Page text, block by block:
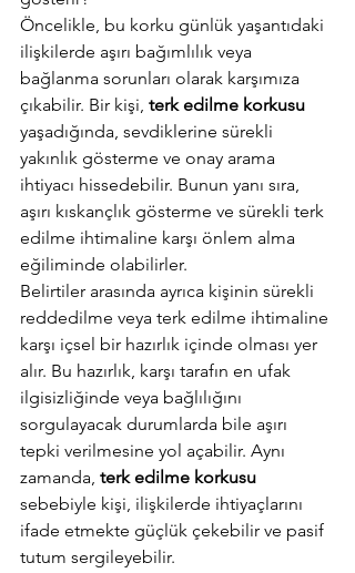
Öncelikle, bu korku günlük yaşantıdaki
ilişkilerde aşırı bağımlılık veya
bağlanma sorunları olarak karşımıza
çıkabilir. Bir kişi, terk edilme korkusu
yaşadığında, sevdiklerine sürekli
yakınlık gösterme ve onay arama
ihtiyacı hissedebilir. Bunun yanı sıra,
aşırı kıskançlık gösterme ve sürekli terk
edilme ihtimaline karşı önlem alma
eğiliminde olabilirler.
Belirtiler arasında ayrıca kişinin sürekli
reddedilme veya terk edilme ihtimaline
karşı içsel bir hazırlık içinde olması yer
alır. Bu hazırlık, karşı tarafın en ufak
ilgisizliğinde veya bağlılığını
sorgulayacak durumlarda bile aşırı
tepki verilmesine yol açabilir. Aynı
zamanda, terk edilme korkusu
sebebiyle kişi, ilişkilerde ihtiyaçlarını
ifade etmekte güçlük çekebilir ve pasif
tutum sergileyebilir.